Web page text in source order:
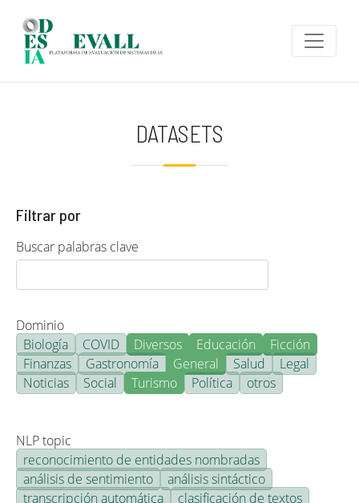
DATASETS
Filtrar por
Buscar palabras clave
Dominio
Biología
COVID Diversos Educación
Ficción
Finanzas
Gastronomía General Salud
Legal
Noticias
Social Turismo Política otros
NLP topic
reconocimiento de entidades nombradas
análisis de sentimiento
análisis sintáctico
transcripción automática
clasificación de textos